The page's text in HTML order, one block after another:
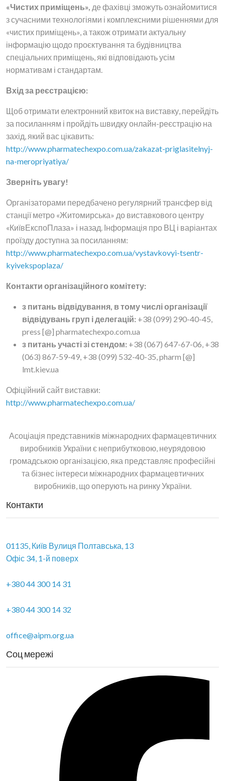
«Чистих приміщень», де фахівці зможуть ознайомитися
з сучасними технологіями і комплексними рішеннями для
«чистих приміщень», а також отримати актуальну
інформацію щодо проєктування та будівництва
спеціальних приміщень, які відповідають усім
нормативам і стандартам.
Вхід за реєстрацією:
Щоб отримати електронний квиток на виставку, перейдіть
за посиланням і пройдіть швидку онлайн-реєстрацію на
захід, який вас цікавить:
http://www.pharmatechexpo.com.ua/zakazat-priglasitelnyj-
na-meropriyatiya/
Зверніть увагу!
Організаторами передбачено регулярний трансфер від
станції метро «Житомирська» до виставкового центру
«КиївЕкспоПлаза» і назад. Інформація про ВЦ і варіантах
проїзду доступна за посиланням:
http://www.pharmatechexpo.com.ua/vystavkovyi-tsentr-
kyivekspoplaza/
Контакти організаційного комітету:
з питань відвідування, в тому числі організації
відвідувань груп і делегацій: +38 (099) 290-40-45,
press [@] pharmatechexpo.com.ua
з питань участі зі стендом: +38 (067) 647-67-06, +38
(063) 867-59-49, +38 (099) 532-40-35, pharm [@]
lmt.kiev.ua
Офіційний сайт виставки:
http://www.pharmatechexpo.com.ua/
Асоціація представників міжнародних фармацевтичних
виробників України є неприбутковою, неурядовою
громадською організацією, яка представляє професійні
та бізнес інтереси міжнародних фармацевтичних
виробників, що оперують на ринку України.
Контакти
01135, Київ Вулиця Полтавська, 13
Офіс 34, 1-й поверх
+380 44 300 14 31
+380 44 300 14 32
office@aipm.org.ua
Соц мережі